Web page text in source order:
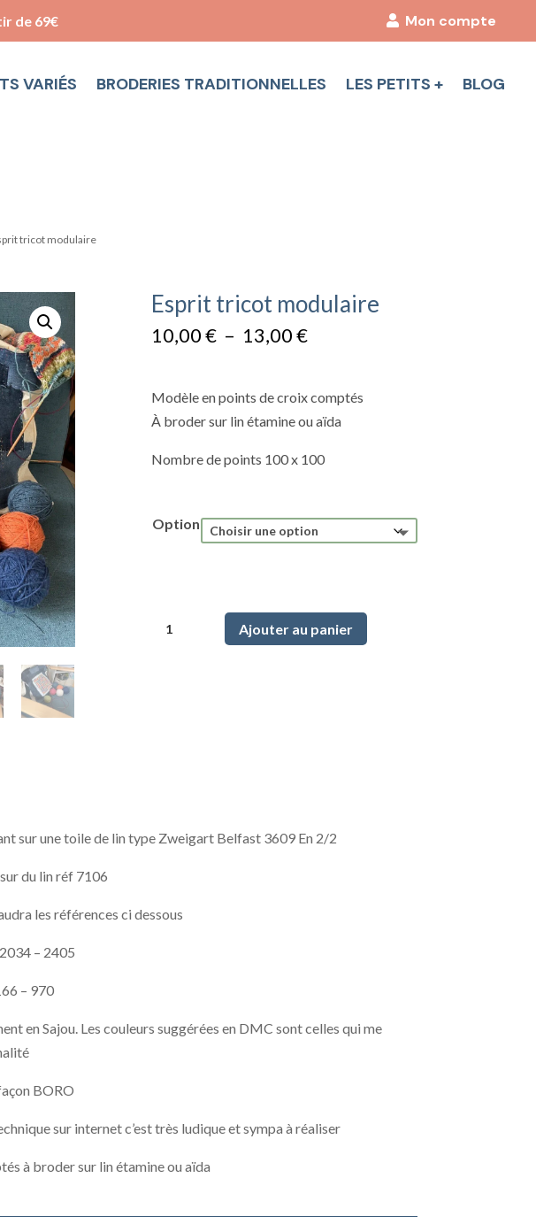
de 69€ Mon compte
VARIÉS BRODERIES TRADITIONNELLES LES PETITS + BLOG
tricot modulaire
Esprit tricot modulaire
10,00€ – 13,00€Plage
10,00 €
à
13,00 €
Modèle en points de croix comptés
À broder sur lin étamine ou aïda
Nombre de points 100 x 100
Option
Ajouter au panier
sur une toile de lin type Zweigart Belfast 3609 En 2/2
du lin réf 7106
les références ci dessous
– 2405
– 970
en Sajou. Les couleurs suggérées en DMC sont celles qui me
BORO
sur internet c’est très ludique et sympa à réaliser
à broder sur lin étamine ou aïda